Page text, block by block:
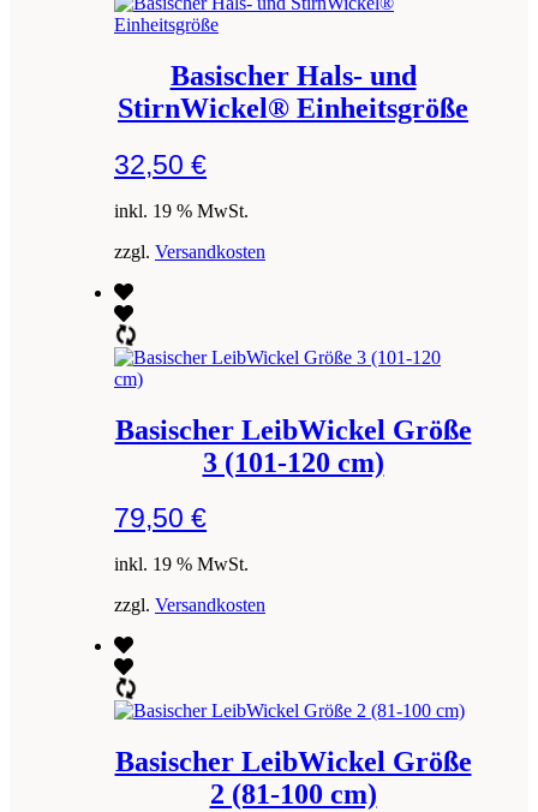
Basischer Hals- und
StirnWickel® Einheitsgröße
32,50 €
inkl. 19 % MwSt.
zzgl. Versandkosten
Basischer LeibWickel Größe
3 (101-120 cm)
79,50 €
inkl. 19 % MwSt.
zzgl. Versandkosten
Basischer LeibWickel Größe
2 (81-100 cm)